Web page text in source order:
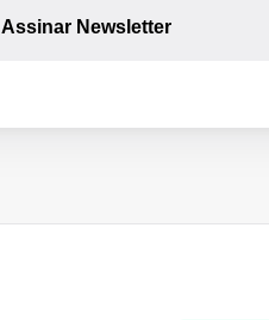
Assinar Newsletter